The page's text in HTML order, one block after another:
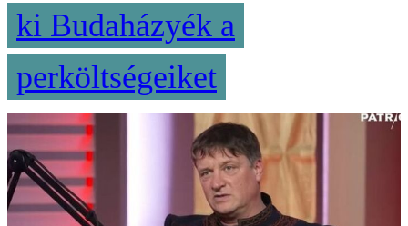
ki Budaházyék a
perköltségeiket